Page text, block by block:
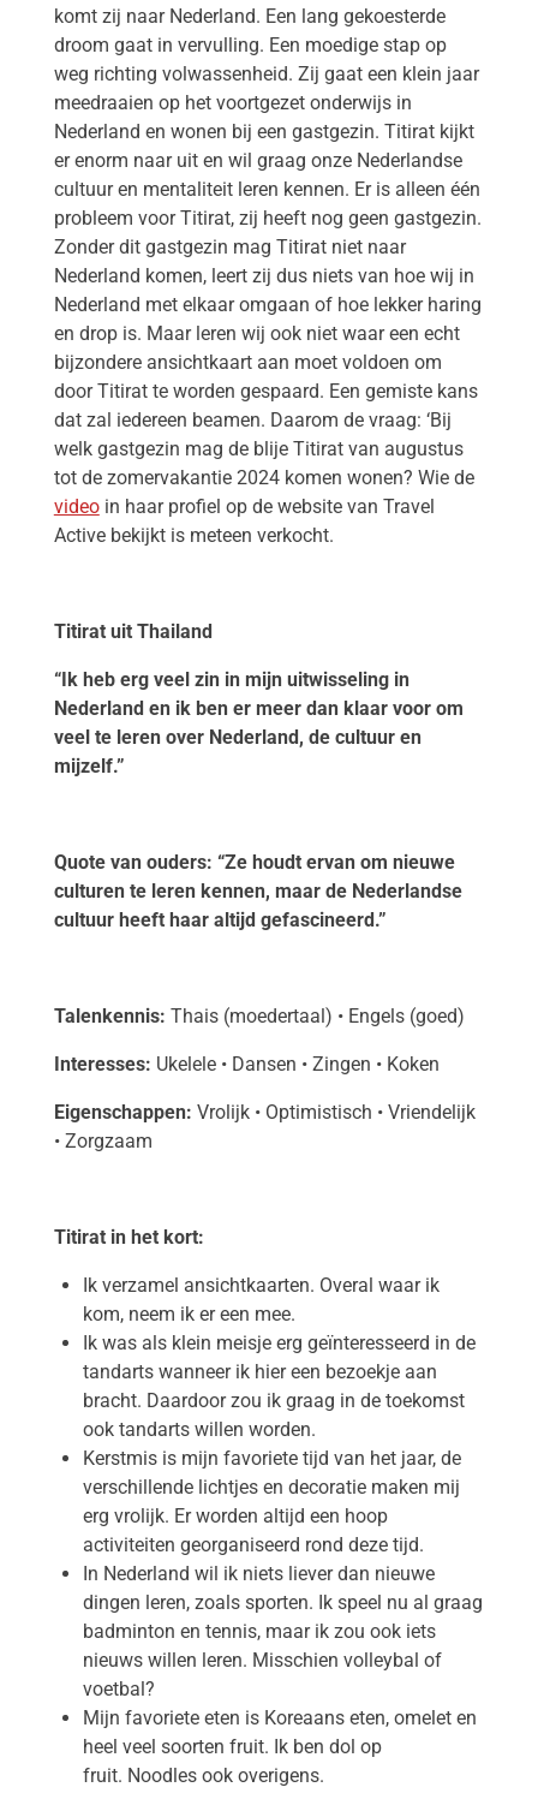
komt zij naar Nederland. Een lang gekoesterde
droom gaat in vervulling. Een moedige stap op
weg richting volwassenheid. Zij gaat een klein jaar
meedraaien op het voortgezet onderwijs in
Nederland en wonen bij een gastgezin. Titirat kijkt
er enorm naar uit en wil graag onze Nederlandse
cultuur en mentaliteit leren kennen. Er is alleen één
probleem voor Titirat, zij heeft nog geen gastgezin.
Zonder dit gastgezin mag Titirat niet naar
Nederland komen, leert zij dus niets van hoe wij in
Nederland met elkaar omgaan of hoe lekker haring
en drop is. Maar leren wij ook niet waar een echt
bijzondere ansichtkaart aan moet voldoen om
door Titirat te worden gespaard. Een gemiste kans
dat zal iedereen beamen. Daarom de vraag: ‘Bij
welk gastgezin mag de blije Titirat van augustus
tot de zomervakantie 2024 komen wonen? Wie de
videoin haar profiel op de website van Travel
Active bekijkt is meteen verkocht.
Titirat uit Thailand
“Ik heb erg veel zin in mijn uitwisseling in
Nederland en ik ben er meer dan klaar voor om
veel te leren over Nederland, de cultuur en
mijzelf.”
Quote van ouders: “Ze houdt ervan om nieuwe
culturen te leren kennen, maar de Nederlandse
cultuur heeft haar altijd gefascineerd.”
Talenkennis: Thais (moedertaal) • Engels (goed)
Interesses: Ukelele • Dansen • Zingen • Koken
Eigenschappen: Vrolijk • Optimistisch • Vriendelijk
• Zorgzaam
Titirat in het kort:
Ik verzamel ansichtkaarten. Overal waar ik
kom, neem ik er een mee.
Ik was als klein meisje erg geïnteresseerd in de
tandarts wanneer ik hier een bezoekje aan
bracht. Daardoor zou ik graag in de toekomst
ook tandarts willen worden.
Kerstmis is mijn favoriete tijd van het jaar, de
verschillende lichtjes en decoratie maken mij
erg vrolijk. Er worden altijd een hoop
activiteiten georganiseerd rond deze tijd.
In Nederland wil ik niets liever dan nieuwe
dingen leren, zoals sporten. Ik speel nu al graag
badminton en tennis, maar ik zou ook iets
nieuws willen leren. Misschien volleybal of
voetbal?
Mijn favoriete eten is Koreaans eten, omelet en
heel veel soorten fruit. Ik ben dol op
fruit. Noodles ook overigens.